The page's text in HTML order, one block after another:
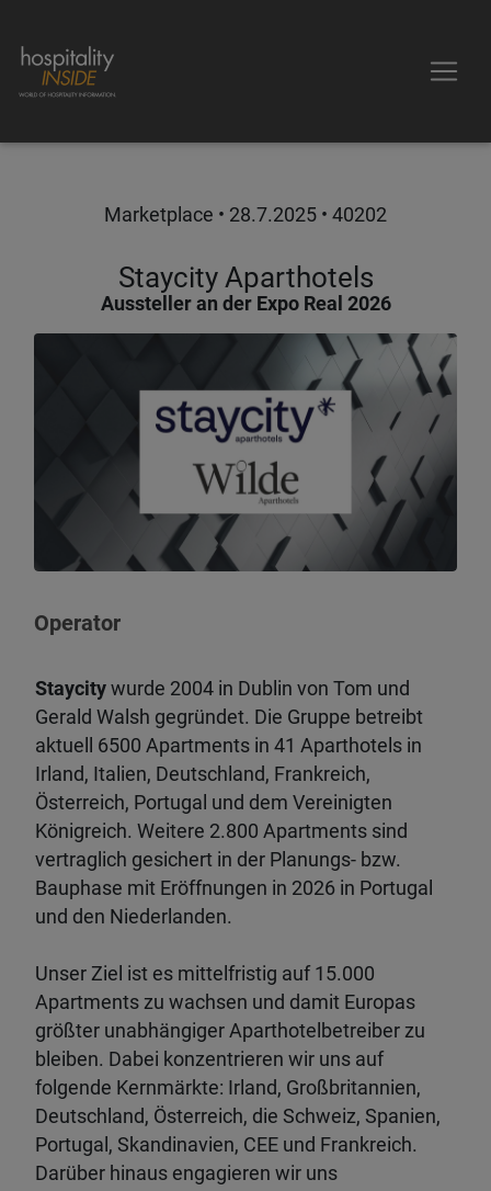
Marketplace • 28.7.2025 • 40202
Staycity Aparthotels
Aussteller an der Expo Real 2026
Operator
Staycity wurde 2004 in Dublin von Tom und
Gerald Walsh gegründet. Die Gruppe betreibt
aktuell 6500 Apartments in 41 Aparthotels in
Irland, Italien, Deutschland, Frankreich,
Österreich, Portugal und dem Vereinigten
Königreich. Weitere 2.800 Apartments sind
vertraglich gesichert in der Planungs- bzw.
Bauphase mit Eröffnungen in 2026 in Portugal
und den Niederlanden.
Unser Ziel ist es mittelfristig auf 15.000
Apartments zu wachsen und damit Europas
größter unabhängiger Aparthotelbetreiber zu
bleiben. Dabei konzentrieren wir uns auf
folgende Kernmärkte: Irland, Großbritannien,
Deutschland, Österreich, die Schweiz, Spanien,
Portugal, Skandinavien, CEE und Frankreich.
Darüber hinaus engagieren wir uns